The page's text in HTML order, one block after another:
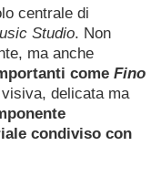
centrale di
Studio. Non
ma anche
come Fino
delicata ma
condiviso con